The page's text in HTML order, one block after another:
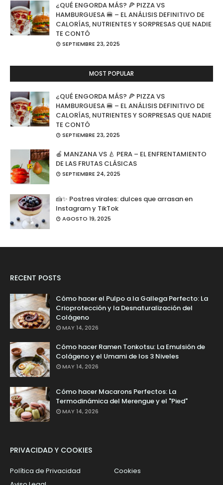
¿QUÉ ENGORDA MÁS? 🍕 PIZZA VS
HAMBURGUESA 🍔 – EL ANÁLISIS DEFINITIVO DE
CALORÍAS, NUTRIENTES Y SORPRESAS QUE NADIE
TE CONTÓ
SEPTIEMBRE 23, 2025
MOST POPULAR
¿QUÉ ENGORDA MÁS? 🍕 PIZZA VS
HAMBURGUESA 🍔 – EL ANÁLISIS DEFINITIVO DE
CALORÍAS, NUTRIENTES Y SORPRESAS QUE NADIE
TE CONTÓ
SEPTIEMBRE 23, 2025
🍎 MANZANA VS 🍐 PERA – EL ENFRENTAMIENTO
DE LAS FRUTAS CLÁSICAS
SEPTIEMBRE 24, 2025
🍰✨ Postres virales: dulces que arrasan en
Instagram y TikTok
AGOSTO 19, 2025
RECENT POSTS
Cómo hacer el Pulpo a la Gallega Perfecto: La
Crioprotección y la Desnaturalización del
Colágeno
MAY 14, 2026
Cómo hacer Ramen Tonkotsu: La Emulsión de
Colágeno y el Umami de los 3 Niveles
MAY 14, 2026
Cómo hacer Macarons Perfectos: La
Termodinámica del Merengue y el "Pied"
MAY 14, 2026
PRIVACIDAD Y COOKIES
Política de Privacidad
Cookies